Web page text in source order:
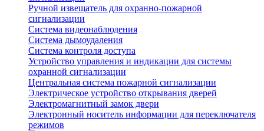
Ручной извещатель для охранно-пожарной
сигнализации
Система видеонаблюдения
Система дымоудаления
Система контроля доступа
Устройство управления и индикации для системы
охранной сигнализации
Центральная система пожарной сигнализации
Электрическое устройство открывания дверей
Электромагнитный замок двери
Электронный носитель информации для переключателя
режимов